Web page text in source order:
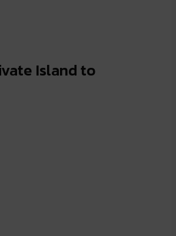
Island to
เอเชียและยุโรป เพื่อการ
ดับ